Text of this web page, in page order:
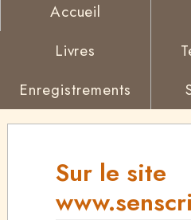
Accueil
Livres
Enregistrements
Sur le site